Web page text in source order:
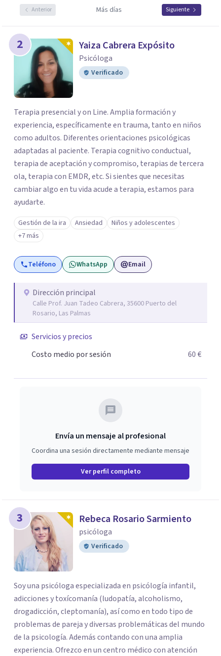
Anterior Más días Siguiente
2 Yaiza Cabrera Expósito
Psicóloga
Verificado
Terapia presencial y on Line. Amplia formación y
experiencia, específicamente en trauma, tanto en niños
como adultos. Diferentes orientaciones psicológicas
adaptadas al paciente. Terapia cognitivo conductual,
terapia de aceptación y compromiso, terapias de tercera
ola, terapia con EMDR, etc. Si sientes que necesitas
cambiar algo en tu vida acude a terapia, estamos para
ayudarte.
Gestión de la ira Ansiedad
Niños y adolescentes
+7 más
Teléfono WhatsApp Email
Dirección principal
Calle Prof. Juan Tadeo Cabrera, 35600 Puerto del
Rosario, Las Palmas
Servicios y precios
Costo medio por sesión
60 €
Envía un mensaje al profesional
Coordina una sesión directamente mediante mensaje
Ver perfil completo
3 Rebeca Rosario Sarmiento
psicóloga
Verificado
Soy una psicóloga especializada en psicólogía infantil,
adicciones y toxícomanía (ludopatía, alcoholismo,
drogadicción, cleptomanía), así como en todo tipo de
problemas de pareja y diversas problemáticas del mundo
de la psicología. Además contando con una amplia
experiencia. Ofrezco en un centro médico con atención